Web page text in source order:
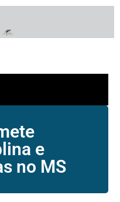
e
no MS